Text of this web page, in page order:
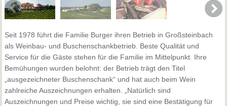
Seit 1978 führt die Familie Burger ihren Betrieb in Großsteinbach
als Weinbau- und Buschenschankbetrieb. Beste Qualität und
Service für die Gäste stehen für die Familie im Mittelpunkt. Ihre
Bemühungen wurden belohnt: der Betrieb trägt den Titel
„ausgezeichneter Buschenschank“ und hat auch beim Wein
zahlreiche Auszeichnungen erhalten. „Natürlich sind
Auszeichnungen und Preise wichtig, sie sind eine Bestätigung für